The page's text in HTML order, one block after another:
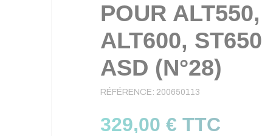
POUR ALT550,
ALT600, ST650
ASD (N°28)
RÉFÉRENCE: 200650113
329,00 € TTC